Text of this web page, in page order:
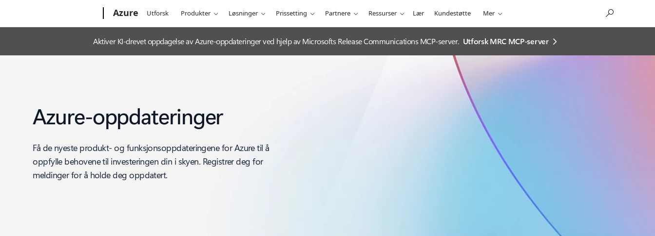
Azure Utforsk Produkter Løsninger Prissetting Partnere Ressurser Lær Kundestøtte Mer
Aktiver KI-drevet oppdagelse av Azure-oppdateringer ved hjelp av Microsofts Release Communications MCP-server. Utforsk MRC MCP-server
Azure-oppdateringer
Få de nyeste produkt- og funksjonsoppdateringene for Azure til å
oppfylle behovene til investeringen din i skyen. Registrer deg for
meldinger for å holde deg oppdatert.